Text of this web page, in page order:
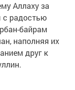
Аллаху за
с радостью
байрам
наполняя их
друг к